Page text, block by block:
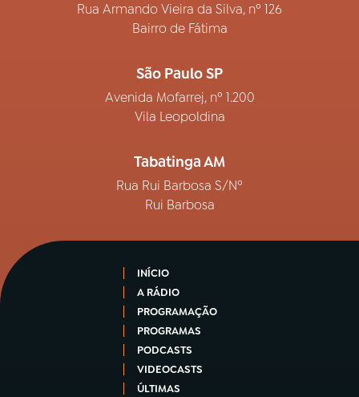
Rua Armando Vieira da Silva, nº 126
Bairro de Fátima
São Paulo SP
Avenida Mofarrej, nº 1.200
Vila Leopoldina
Tabatinga AM
Rua Rui Barbosa S/Nº
Rui Barbosa
INÍCIO
A RÁDIO
PROGRAMAÇÃO
PROGRAMAS
PODCASTS
VIDEOCASTS
ÚLTIMAS